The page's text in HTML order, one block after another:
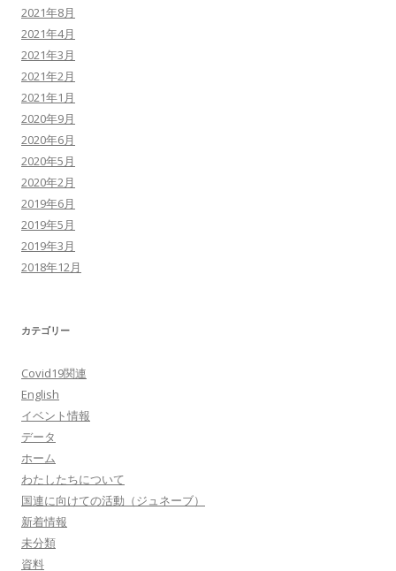
2021年8月
2021年4月
2021年3月
2021年2月
2021年1月
2020年9月
2020年6月
2020年5月
2020年2月
2019年6月
2019年5月
2019年3月
2018年12月
カテゴリー
Covid19関連
English
イベント情報
データ
ホーム
わたしたちについて
国連に向けての活動（ジュネーブ）
新着情報
未分類
資料